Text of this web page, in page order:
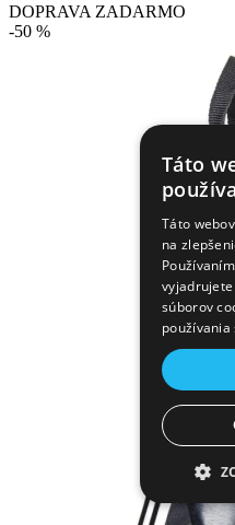
DOPRAVA ZADARMO
-50 %
Táto
Táto
na
súborov